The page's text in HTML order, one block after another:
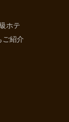
ホテ
紹介